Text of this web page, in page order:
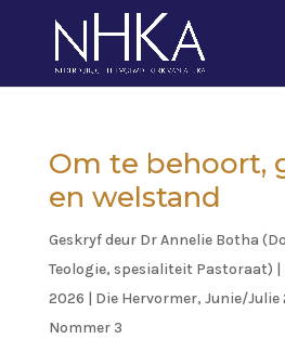
Om te behoort,
en welstand
Geskryf deur Dr Annelie Botha
Teologie, spesialiteit Pastoraat) |
2026 | Die Hervormer, Junie/Julie
Nommer 3